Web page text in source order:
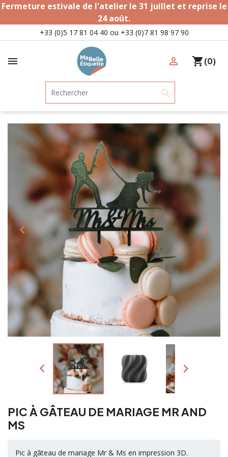
Fermeture estivale de l'atelier le 31 juillet et reprise le
24 août.
+33 (0)5 17 81 04 40 ou +33 (0)7 81 98 97 90
 person_outline shopping_cart(0)
search
 
 
PIC À GÂTEAU DE MARIAGE MR AND
MS
Pic à gâteau de mariage Mr & Ms en impression 3D.